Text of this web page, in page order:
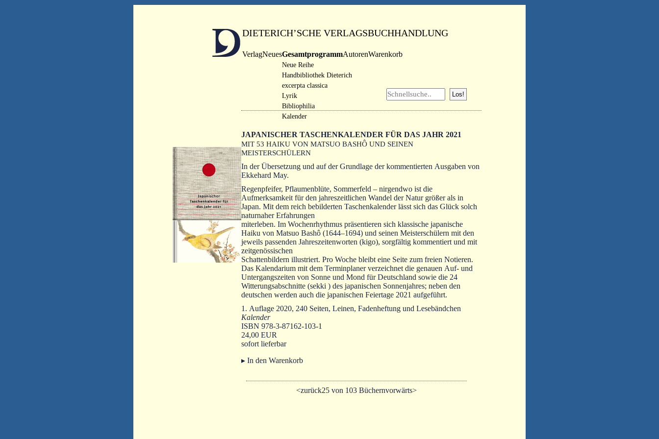
DIETERICH’SCHE VERLAGSBUCHHANDLUNG
VerlagNeuesGesamtprogramm
Neue Reihe
Handbibliothek Dieterich
excerpta classica
Lyrik
Bibliophilia
Kalender
AutorenWarenkorb
JAPANISCHER TASCHENKALENDER FÜR DAS JAHR 2021
MIT 53 HAIKU VON MATSUO BASHÔ UND SEINEN
MEISTERSCHÜLERN
In der Übersetzung und auf der Grundlage der kommentierten Ausgaben von
Ekkehard May.
Regenpfeifer, Pflaumenblüte, Sommerfeld – nirgendwo ist die
Aufmerksamkeit für den jahreszeitlichen Wandel der Natur größer als in
Japan. Mit dem reich bebilderten Taschenkalender lässt sich das Glück solch
naturnaher Erfahrungen
miterleben. Im Wochenrhythmus präsentieren sich klassische japanische
Haiku von Matsuo Bashô (1644–1694) und seinen Meisterschülern mit den
jeweils passenden Jahreszeitenworten (kigo), sorgfältig kommentiert und mit
zeitgenössischen
Schattenbildern illustriert. Pro Woche bleibt eine Seite zum freien Notieren.
Das Kalendarium mit dem Terminplaner verzeichnet die genauen Auf- und
Untergangszeiten von Sonne und Mond für Deutschland sowie die 24
Witterungsabschnitte (sekki ) des japanischen Sonnenjahres; neben den
deutschen werden auch die japanischen Feiertage 2021 aufgeführt.
1. Auflage 2020, 240 Seiten, Leinen, Fadenheftung und Lesebändchen
Kalender
ISBN 978-3-87162-103-1
24,00 EUR
sofort lieferbar
▸ In den Warenkorb
<zurück25 von 103 Büchernvorwärts>